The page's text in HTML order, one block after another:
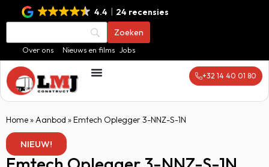
4.4 24 recensies
Over ons Nieuws en films Jobs
+32 14 40 01 80
Home»Aanbod »Emtech Oplegger 3-NNZ-S-1N
NIEUW!